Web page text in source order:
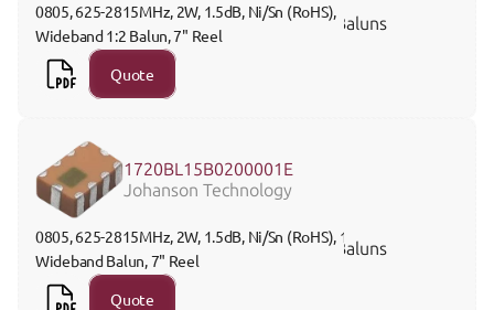
0805, 625-2815MHz, 2W, 1.5dB, Ni/Sn (RoHS),
Wideband 1:2 Balun, 7" Reel
Baluns
Quote
1720BL15B0200001E
Johanson Technology
0805, 625-2815MHz, 2W, 1.5dB, Ni/Sn (RoHS), 1:4
Wideband Balun, 7" Reel
Baluns
Quote